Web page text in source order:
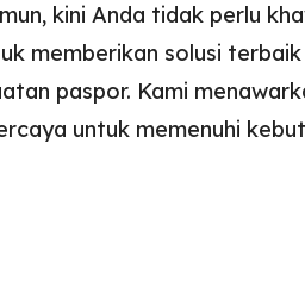
kini Anda tidak perlu
memberikan solusi
paspor. Kami
untuk memenuhi